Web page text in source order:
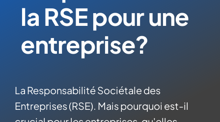
la RSE pour une
entreprise?
La Responsabilité Sociétale des
Entreprises (RSE). Mais pourquoi est-il